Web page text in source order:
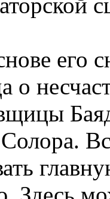
его
о